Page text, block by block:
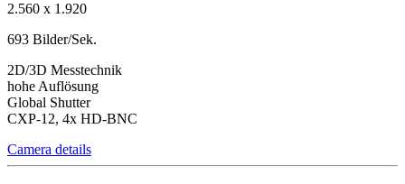
2.560 x 1.920
693 Bilder/Sek.
2D/3D Messtechnik
hohe Auflösung
Global Shutter
CXP-12, 4x HD-BNC
Camera details